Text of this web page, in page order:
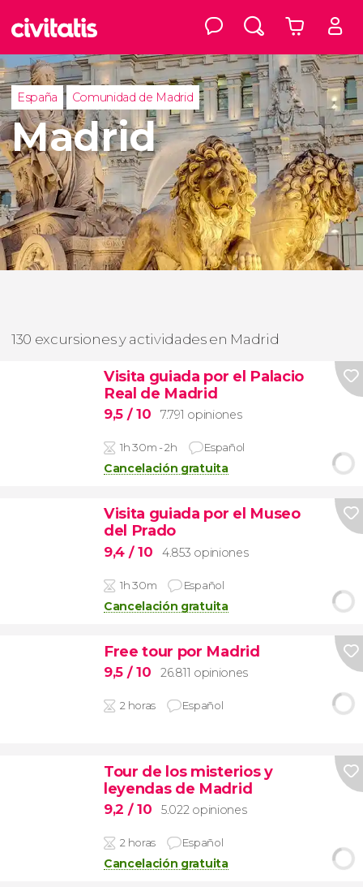
España Comunidad de Madrid
Madrid
130 excursiones y actividades en Madrid
Visita guiada por el Palacio
Real de Madrid
9,5 / 10 7.791 opiniones
1h 30m - 2h Español
Cancelación gratuita
Visita guiada por el Museo
del Prado
9,4 / 10 4.853 opiniones
1h 30m Español
Cancelación gratuita
Free tour por Madrid
9,5 / 10 26.811 opiniones
2 horas Español
Tour de los misterios y
leyendas de Madrid
9,2 / 10 5.022 opiniones
2 horas Español
Cancelación gratuita